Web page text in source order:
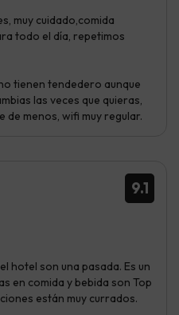
muy cuidado,comida
todo el día, repetimos
tienen tendedero aunque
las veces que quieras,
menos, wifi muy regular.
9.1
hotel son una pasada. Es un
en comida y bebida son Top
están muy currados.